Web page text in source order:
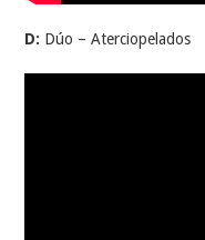
D: Dúo – Aterciopelados